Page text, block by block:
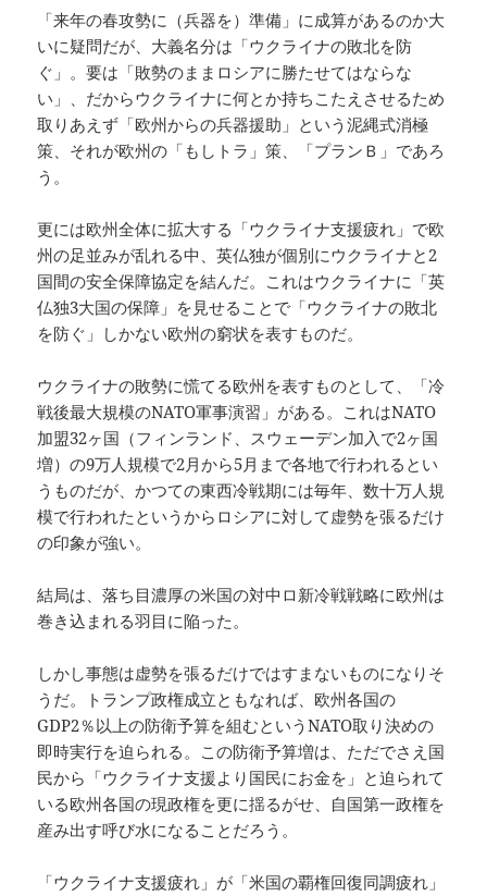
「来年の春攻勢に（兵器を）準備」に成算があるのか大
いに疑問だが、大義名分は「ウクライナの敗北を防
ぐ」。要は「敗勢のままロシアに勝たせてはならな
い」、だからウクライナに何とか持ちこたえさせるため
取りあえず「欧州からの兵器援助」という泥縄式消極
策、それが欧州の「もしトラ」策、「プランＢ」であろ
う。
更には欧州全体に拡大する「ウクライナ支援疲れ」で欧
州の足並みが乱れる中、英仏独が個別にウクライナと2
国間の安全保障協定を結んだ。これはウクライナに「英
仏独3大国の保障」を見せることで「ウクライナの敗北
を防ぐ」しかない欧州の窮状を表すものだ。
ウクライナの敗勢に慌てる欧州を表すものとして、「冷
戦後最大規模のNATO軍事演習」がある。これはNATO
加盟32ヶ国（フィンランド、スウェーデン加入で2ヶ国
増）の9万人規模で2月から5月まで各地で行われるとい
うものだが、かつての東西冷戦期には毎年、数十万人規
模で行われたというからロシアに対して虚勢を張るだけ
の印象が強い。
結局は、落ち目濃厚の米国の対中ロ新冷戦戦略に欧州は
巻き込まれる羽目に陥った。
しかし事態は虚勢を張るだけではすまないものになりそ
うだ。トランプ政権成立ともなれば、欧州各国の
GDP2％以上の防衛予算を組むというNATO取り決めの
即時実行を迫られる。この防衛予算増は、ただでさえ国
民から「ウクライナ支援より国民にお金を」と迫られて
いる欧州各国の現政権を更に揺るがせ、自国第一政権を
産み出す呼び水になることだろう。
「ウクライナ支援疲れ」が「米国の覇権回復同調疲れ」